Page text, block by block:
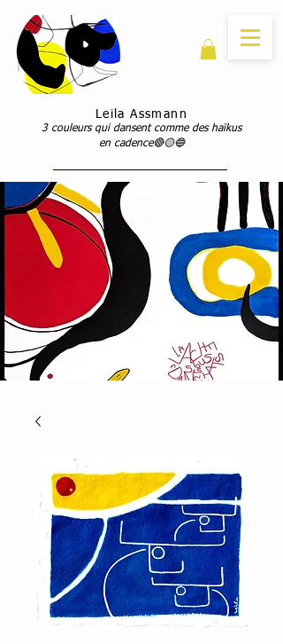
Leila Assmann
3 couleurs qui dansent comme des haïkus
en cadence🔴🟡🔵